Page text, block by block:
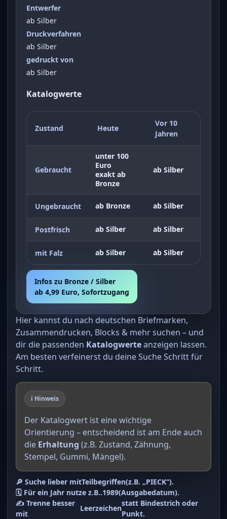
Entwerfer
ab Silber
Druckverfahren
ab Silber
gedruckt von
ab Silber
Katalogwerte
Zustand Heute
Vor 10
Jahren
Gebraucht
unter 100
Euro
exakt ab
Bronze
ab Silber
Ungebraucht ab Bronze ab Silber
Postfrisch ab Silber ab Silber
mit Falz ab Silber ab Silber
Infos zu Bronze / Silber
ab 4,99 Euro, Sofortzugang
Hier kannst du nach deutschen Briefmarken,
Zusammendrucken, Blocks & mehr suchen – und
dir die passenden Katalogwerteanzeigen lassen.
Am besten verfeinerst du deine Suche Schritt für
Schritt.
ℹ️ Hinweis
Der Katalogwert ist eine wichtige
Orientierung – entscheidend ist am Ende auch
die Erhaltung (z.B. Zustand, Zähnung,
Stempel, Gummi, Mängel).
🔎 Suche lieber mitTeilbegriffen(z.B. „PIECK“).
🗓️ Für ein Jahr nutze z.B..1989(Ausgabedatum).
✍️ Trenne besser
mit
Leerzeichen
statt Bindestrich oder
Punkt.